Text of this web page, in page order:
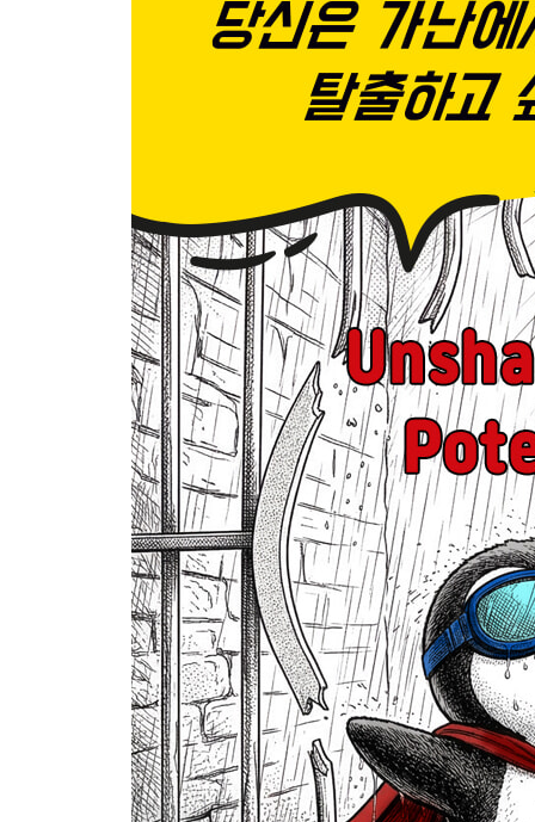
우리는 왜 안정이 가장 현실적인 선택이라고 믿게
지금의 삶을 유지하려는 힘은 생각보다 강하다._
ranker channel 4
왜 우리는 남들과 다른 경제적 선택을 어려워할까
ranker channel 5
왜 우리는 이미 늦었다고 느끼는 순간 멈추게 될까
ranker channel 6
우리는 왜 돈 이야기를 꺼내기 어려워할까?_ 083
ranker channel 7
우리는 왜 부자의 이야기를 듣는 순간 귀를 닫아버
ranker channel 8
우리는 왜 기회보다 위험을 먼저 보도록 설계되어
ranker channel 9
우리는 왜 확신이 생길 때까지 움직이지 못할까?_
ranker channel 10
그래서 벗어나기 어려운 것은 어쩌면 당연한 일이
Part 3
당신이 가난에서 빠져나오기 시작하는 단 하나의
ranker channel 1